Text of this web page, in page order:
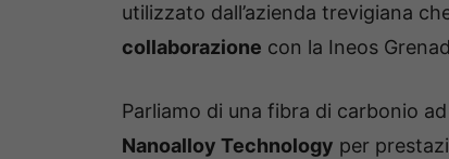
utilizzato dall’azienda trevigiana
collaborazione con la Ineos
Parliamo di una fibra di carbonio
Nanoalloy Technology per